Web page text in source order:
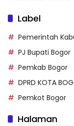
Label
Pemerintah
PJ Bupati Bogor
Pemkab Bogor
DPRD KOTA
Pemkot Bogor
Halaman